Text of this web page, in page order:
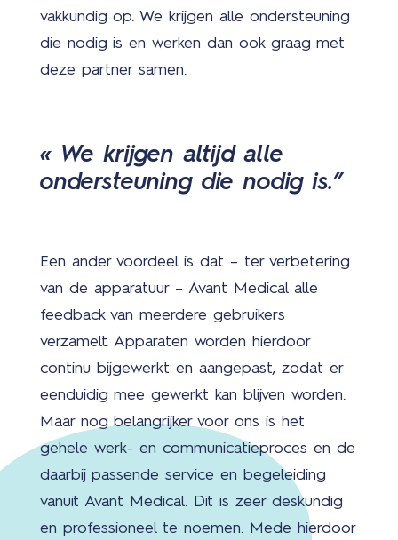
vakkundig op. We krijgen alle ondersteuning
die nodig is en werken dan ook graag met
deze partner samen.
« We krijgen altijd alle
ondersteuning die nodig is.”
Een ander voordeel is dat – ter verbetering
van de apparatuur – Avant Medical alle
feedback van meerdere gebruikers
verzamelt. Apparaten worden hierdoor
continu bijgewerkt en aangepast, zodat er
eenduidig mee gewerkt kan blijven worden.
Maar nog belangrijker voor ons is het
gehele werk- en communicatieproces en de
daarbij passende service en begeleiding
vanuit Avant Medical. Dit is zeer deskundig
en professioneel te noemen. Mede hierdoor